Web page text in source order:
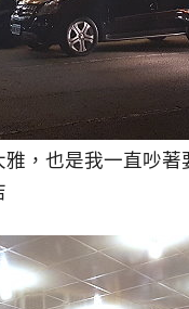
雅，也是我一直吵